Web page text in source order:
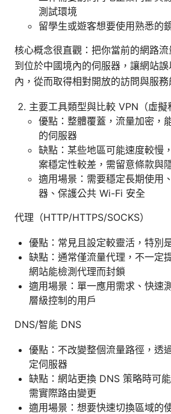
測試環境
留學生或遊客想要使用熟悉的
核心概念很直觀：把你當前的網路流
到位於中國境內的伺服器，讓網站
內，從而取得相對開放的訪問與服務
主要工具類型與比較 VPN（虛擬
優點：整體覆蓋，流量加密，
的伺服器
缺點：某些地區可能速度較慢
案穩定性較差，需留意條款與
適用場景：需要穩定長期使用
器、保護公共 Wi-Fi 安全
代理（HTTP/HTTPS/SOCKS）
優點：常見且設定較靈活，特別
缺點：通常僅流量代理，不一定
網站能檢測代理而封鎖
適用場景：單一應用需求、快速
層級控制的用戶
DNS/智能 DNS
優點：不改變整個流量路徑，透
定伺服器
缺點：網站更換 DNS 策略時可
需實際路由變更
適用場景：想要快速切換區域的